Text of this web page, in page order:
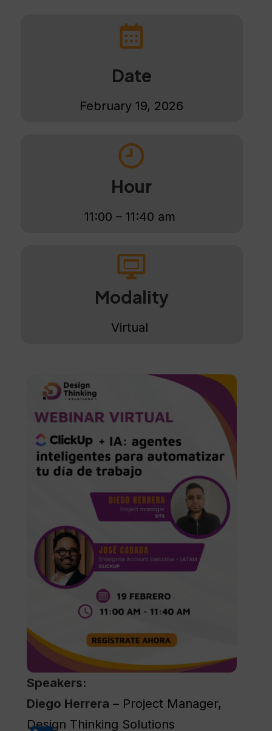
Date
February 19, 2026
Hour
11:00 – 11:40 am
Modality​
Virtual
Speakers:
Diego Herrera – Project Manager,
Design Thinking Solutions